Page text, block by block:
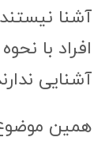
آشنا
افراد با
آشنایی
همین